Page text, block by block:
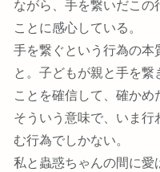
ながら、手を繋いだこ
ことに感心している。
手を繋ぐという行為の本
と。子どもが親と手を
ことを確信して、確かめ
そういう意味で、いま
む行為でしかない。
私と蟲惑ちゃんの間に